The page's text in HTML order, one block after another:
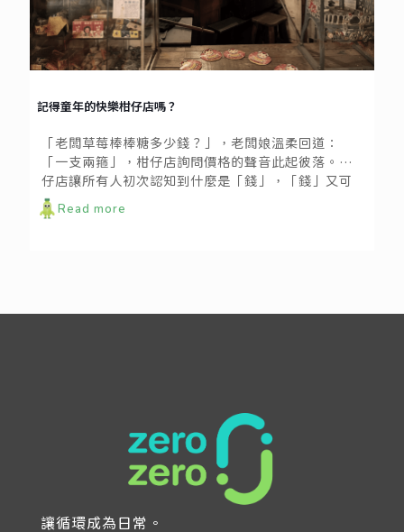
記得童年的快樂柑仔店嗎？
「老闆草莓棒棒糖多少錢？」，老闆娘溫柔回道：
「一支兩箍」，柑仔店詢問價格的聲音此起彼落。柑
仔店讓所有人初次認知到什麼是「錢」，「錢」又可
以做什麼？如何將手中這十塊錢的快樂值最大化，是
小時候最大的課題絕非難題。長大後重返柑仔店，回
Read more
讓循環成為日常。